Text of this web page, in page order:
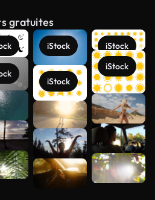
gratuites
iStock
iStock
iStock
iStock
Voir plus